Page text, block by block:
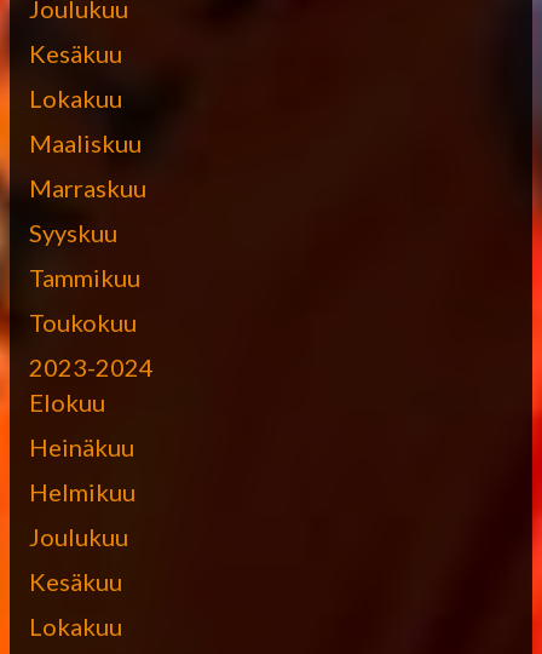
Joulukuu
Kesäkuu
Lokakuu
Maaliskuu
Marraskuu
Syyskuu
Tammikuu
Toukokuu
2023-2024
Elokuu
Heinäkuu
Helmikuu
Joulukuu
Kesäkuu
Lokakuu